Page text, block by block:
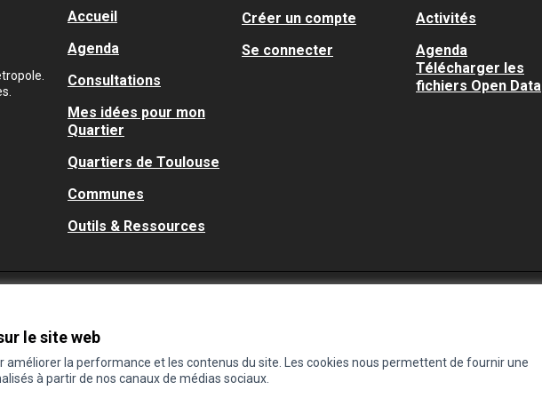
le site web
améliorer la performance et les contenus du site. Les cookies nous permettent de fournir une
à partir de nos canaux de médias sociaux.
Accueil
Agenda
Consultations
Mes idées pour mon
Quartier
Quartiers de Toulouse
Communes
Outils & Ressources
Créer un compte
Se connecter
Activités
Agenda
Télécharger les
fichiers Open Data